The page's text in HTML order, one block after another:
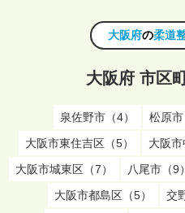
大阪府の柔道
大阪府 市区
泉佐野市（4） 松原市
大阪市東住吉区（5）
大阪市
大阪市城東区（7）
八尾市（9）
大阪市都島区（5）
交